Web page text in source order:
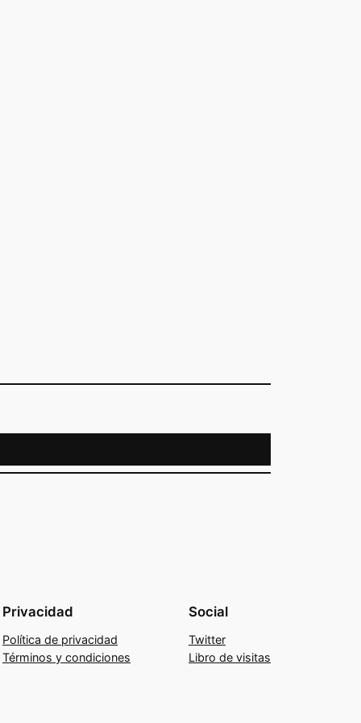
Privacidad
Política de privacidad
Términos y condiciones
Social
Twitter
Libro de visitas